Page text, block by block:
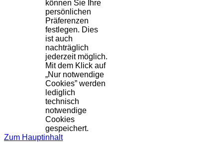
können Sie Ihre
persönlichen
Präferenzen
festlegen. Dies
ist auch
nachträglich
jederzeit möglich.
Mit dem Klick auf
„Nur notwendige
Cookies” werden
lediglich
technisch
notwendige
Cookies
gespeichert.
Zum Hauptinhalt